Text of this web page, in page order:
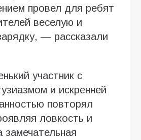
провел для ребят
веселую и
— рассказали
участник с
и искренней
повторял
ловкость и
замечательная